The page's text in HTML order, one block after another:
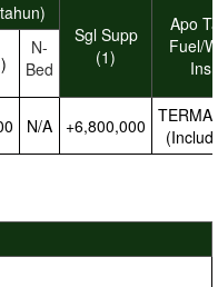
Sgl Supp
(1)
Apo
Fuel/
Ins
N-
Bed
N/A +6,800,000